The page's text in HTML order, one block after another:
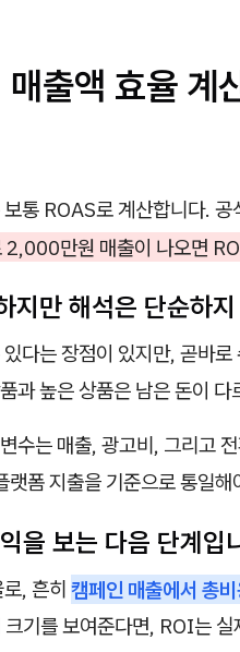
출액 효율 계
통 ROAS로 계산합니다. 공
만원 매출이 나오면
만 해석은 단순하
다는 장점이 있지만, 곧바
과 높은 상품은 남은 돈이 다
수는 매출, 광고비, 그리고
랫폼 지출을 기준으로 통일
을 보는 다음 단계입
, 흔히 캠페인 매출에서 총
기를 보여준다면, ROI는